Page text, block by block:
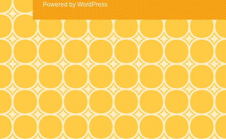
Powered byWordPress